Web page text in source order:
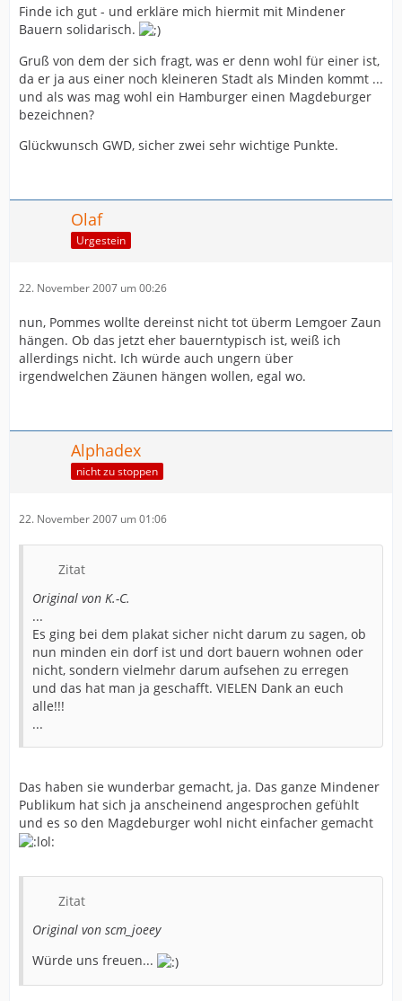
Finde ich gut - und erkläre mich hiermit mit Mindener
Bauern solidarisch.
Gruß von dem der sich fragt, was er denn wohl für einer ist,
da er ja aus einer noch kleineren Stadt als Minden kommt ...
und als was mag wohl ein Hamburger einen Magdeburger
bezeichnen?
Glückwunsch GWD, sicher zwei sehr wichtige Punkte.
Olaf
Urgestein
22. November 2007 um 00:26
nun, Pommes wollte dereinst nicht tot überm Lemgoer Zaun
hängen. Ob das jetzt eher bauerntypisch ist, weiß ich
allerdings nicht. Ich würde auch ungern über
irgendwelchen Zäunen hängen wollen, egal wo.
Alphadex
nicht zu stoppen
22. November 2007 um 01:06
Zitat
Original von K.-C.
...
Es ging bei dem plakat sicher nicht darum zu sagen, ob
nun minden ein dorf ist und dort bauern wohnen oder
nicht, sondern vielmehr darum aufsehen zu erregen
und das hat man ja geschafft. VIELEN Dank an euch
alle!!!
...
Das haben sie wunderbar gemacht, ja. Das ganze Mindener
Publikum hat sich ja anscheinend angesprochen gefühlt
und es so den Magdeburger wohl nicht einfacher gemacht
Zitat
Original von scm_joeey
Würde uns freuen...